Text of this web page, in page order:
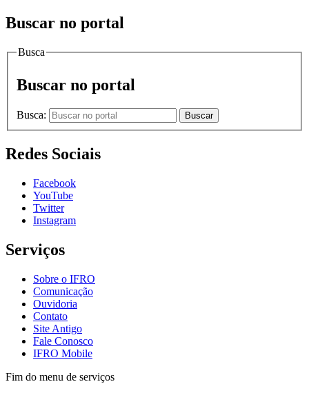
Buscar no portal
Busca
Buscar no portal
Busca: Buscar
Redes Sociais
Facebook
YouTube
Twitter
Instagram
Serviços
Sobre o IFRO
Comunicação
Ouvidoria
Contato
Site Antigo
Fale Conosco
IFRO Mobile
Fim do menu de serviços